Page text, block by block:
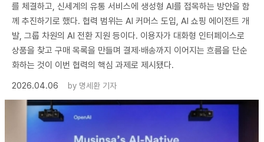
를 체결하고, 신세계의 유통 서비스에 생성형 AI를 접목하는 방안을 함
께 추진하기로 했다. 협력 범위는 AI 커머스 도입, AI 쇼핑 에이전트 개
발, 그룹 차원의 AI 전환 지원 등이다. 이용자가 대화형 인터페이스로
상품을 찾고 구매 목록을 만들며 결제·배송까지 이어지는 흐름을 단순
화하는 것이 이번 협력의 핵심 과제로 제시됐다.
2026.04.06
by 명세환 기자